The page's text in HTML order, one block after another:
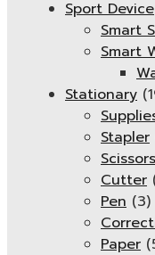
Sport Device
Smart
Smart
Stationary
Stapler
Scissors
Cutter
Pen (3)
Paper